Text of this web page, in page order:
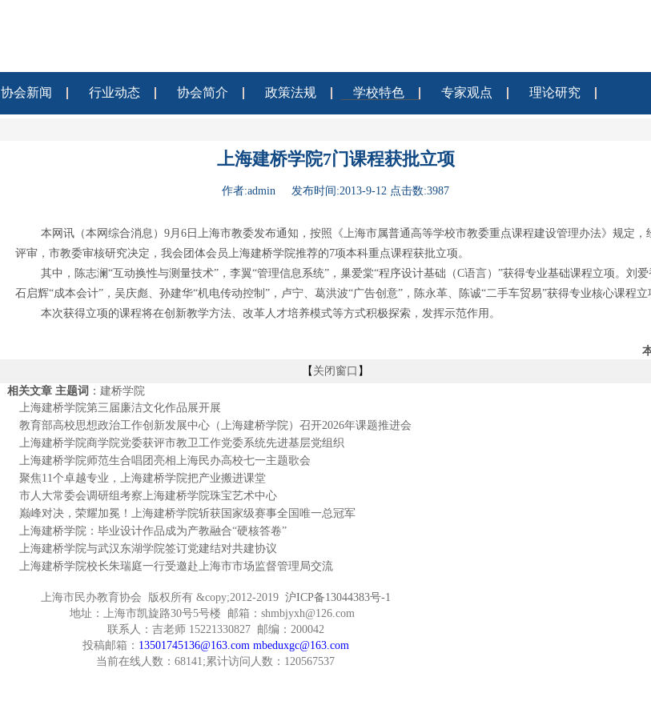
协会新闻 行业动态 协会简介 政策法规 学校特色 专家观点 理论研究
上海建桥学院7门课程获批立项
作者:admin 发布时间:2013-9-12 点击数:3987
本网讯（本网综合消息） 9月 6 日上海市教委发布通知，按照《上海市属普通高等学校市教委重点课程建设管理办法》规定，
评审，市教委审核研究决定，我会团体会员上海建桥学院推荐的7项本科重点课程获批立项。
其中，陈志澜“互动换性与测量技术” ，李翼“管理信息系统” ，巢爱棠“程序设计基础（C语言） ”获得专业基础课程立项。刘爱
石启辉“成本会计” ，吴庆彪、孙建华“机电传动控制 ” ，卢宁、葛洪波“广告创意” ，陈永革、陈诚“二手车贸易”获得专业核心课程立
本次获得立项的课程将在创新教学方法、改革人才培养模式等方式积极探索，发挥示范作用。
【 关闭窗口 】
相关文章 主题词 ： 建桥学院
上海建桥学院第三届廉洁文化作品展开展
教育部高校思想政治工作创新发展中心（上海建桥学院）召开2026年课题推进会
上海建桥学院商学院党委获评市教卫工作党委系统先进基层党组织
上海建桥学院师范生合唱团亮相上海民办高校七一主题歌会
聚焦11个卓越专业，上海建桥学院把产业搬进课堂
市人大常委会调研组考察上海建桥学院珠宝艺术中心
巅峰对决，荣耀加冕！上海建桥学院斩获国家级赛事全国唯一总冠军
上海建桥学院：毕业设计作品成为产教融合“硬核答卷”
上海建桥学院与武汉东湖学院签订党建结对共建协议
上海建桥学院校长朱瑞庭一行受邀赴上海市市场监督管理局交流
上海市民办教育协会 版权所有 &copy;2012-2019 沪ICP备13044383号-1
地址：上海市凯旋路30号5号楼 邮箱：shmbjyxh@126.com
联系人：吉老师 15221330827 邮编：200042
投稿邮箱： 13501745136@163.com mbeduxgc@163.com
当前在线人数：68141;累计访问人数：120567537